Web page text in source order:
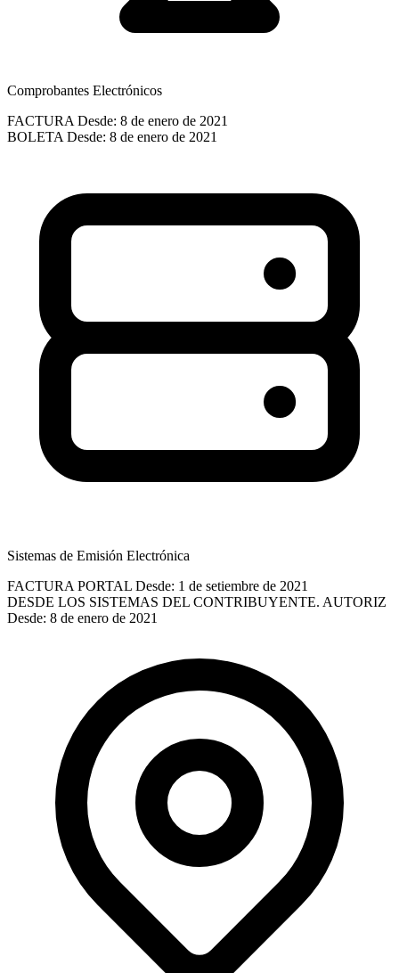
Comprobantes Electrónicos
FACTURA Desde: 8 de enero de 2021
BOLETA Desde: 8 de enero de 2021
Sistemas de Emisión Electrónica
FACTURA PORTAL Desde: 1 de setiembre de 2021
DESDE LOS SISTEMAS DEL CONTRIBUYENTE. AUTORIZ
Desde: 8 de enero de 2021